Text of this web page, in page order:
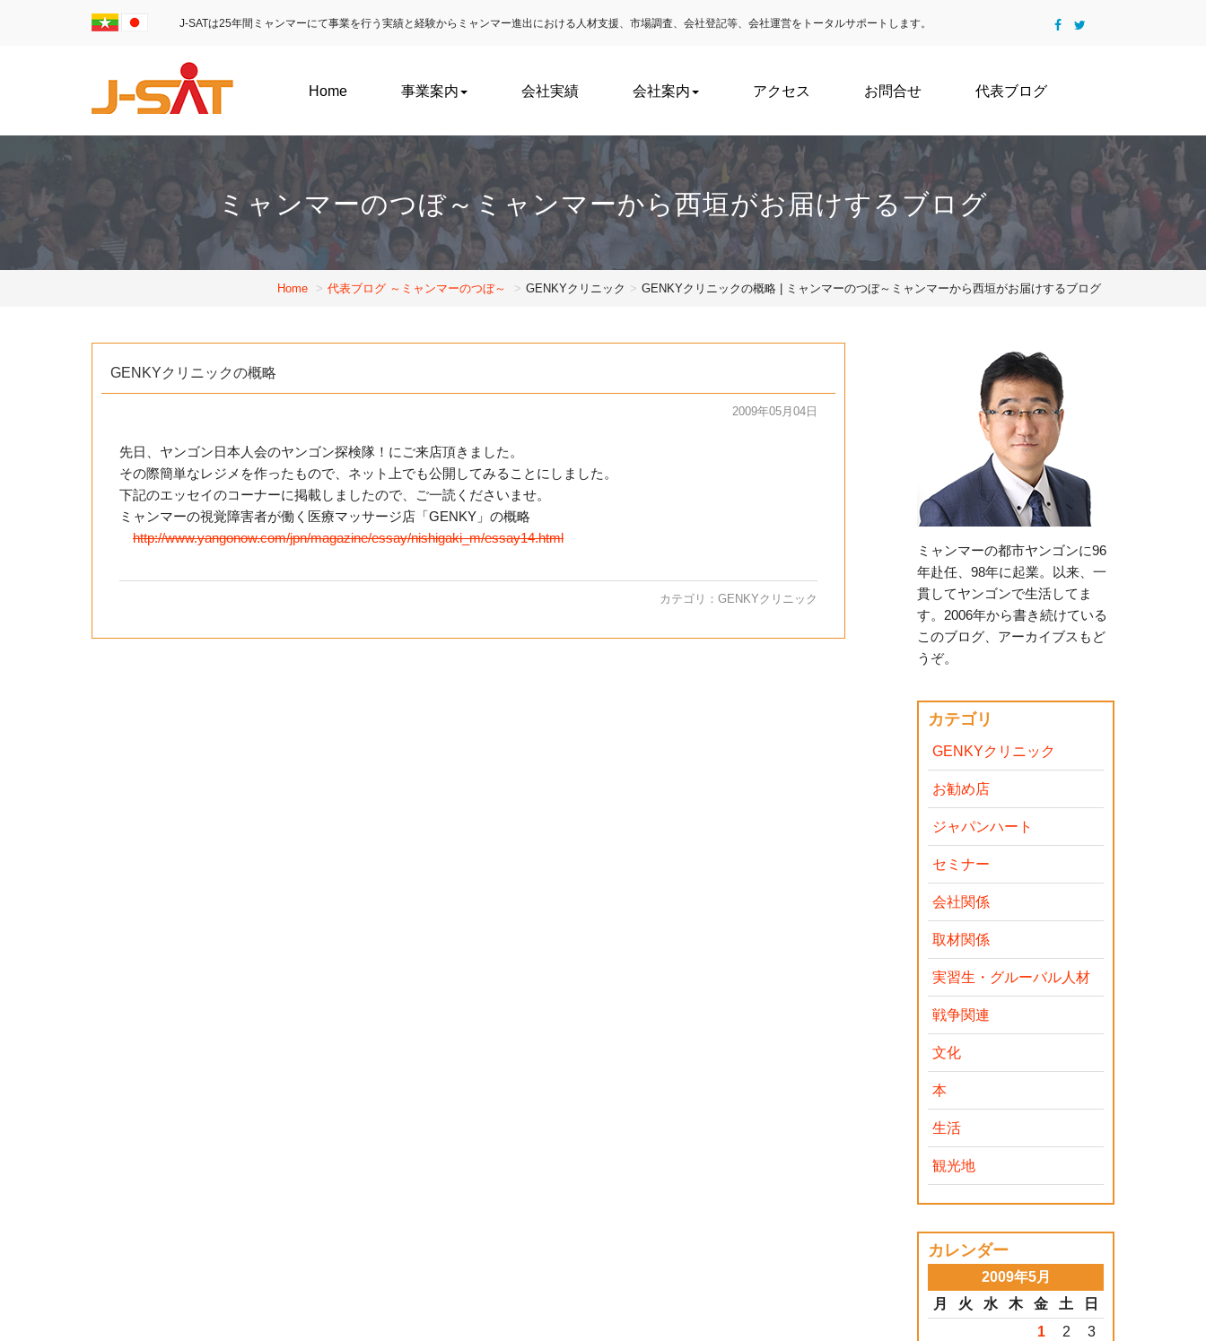
J-SATは25年間ミャンマーにて事業を行う実績と経験からミャンマー進出における 人材支援、市場調査、会社登記等、会社運営をトータルサポートします。
Home 事業案内 会社実績 会社案内 アクセス お問合せ 代表ブログ
ミャンマーのつぼ～ミャンマーから西垣がお届けするブログ
Home 代表ブログ ～ミャンマーのつぼ～ GENKYクリニック GENKYクリニックの概略 | ミャンマーのつぼ～ミャンマーから西垣がお届けするブログ
GENKYクリニックの概略
2009年05月04日
先日、ヤンゴン日本人会のヤンゴン探検隊！にご来店頂きました。
その際簡単なレジメを作ったもので、ネット上でも公開してみることにしました。
下記のエッセイのコーナーに掲載しましたので、ご一読くださいませ。
ミャンマーの視覚障害者が働く医療マッサージ店「GENKY」の概略
http://www.yangonow.com/jpn/magazine/essay/nishigaki_m/essay14.html
カテゴリ： GENKYクリニック
ミャンマーの都市ヤンゴンに96
年赴任、98年に起業。以来、一
貫してヤンゴンで生活してま
す。2006年から書き続けている
このブログ、アーカイブスもど
うぞ。
カテゴリ
GENKYクリニック
お勧め店
ジャパンハート
セミナー
会社関係
取材関係
実習生・グルーバル人材
戦争関連
文化
本
生活
観光地
カレンダー
2009年5月
月
火 水 木 金 土 日
1 2
3